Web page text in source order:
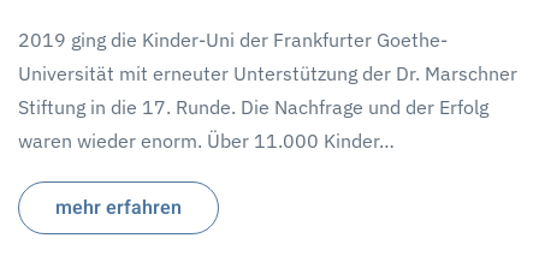
2019 ging die Kinder-Uni der Frankfurter Goethe-
Universität mit erneuter Unterstützung der Dr. Marschner
Stiftung in die 17. Runde. Die Nachfrage und der Erfolg
waren wieder enorm. Über 11.000 Kinder…
mehr erfahren